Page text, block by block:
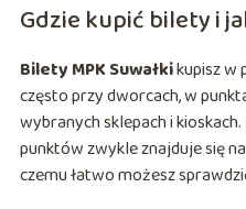
Gdzie kupić bilety i
Bilety MPK Suwałkikupisz w
często przy dworcach, w
wybranych sklepach i
punktów zwykle znajduje się
czemu łatwo możesz